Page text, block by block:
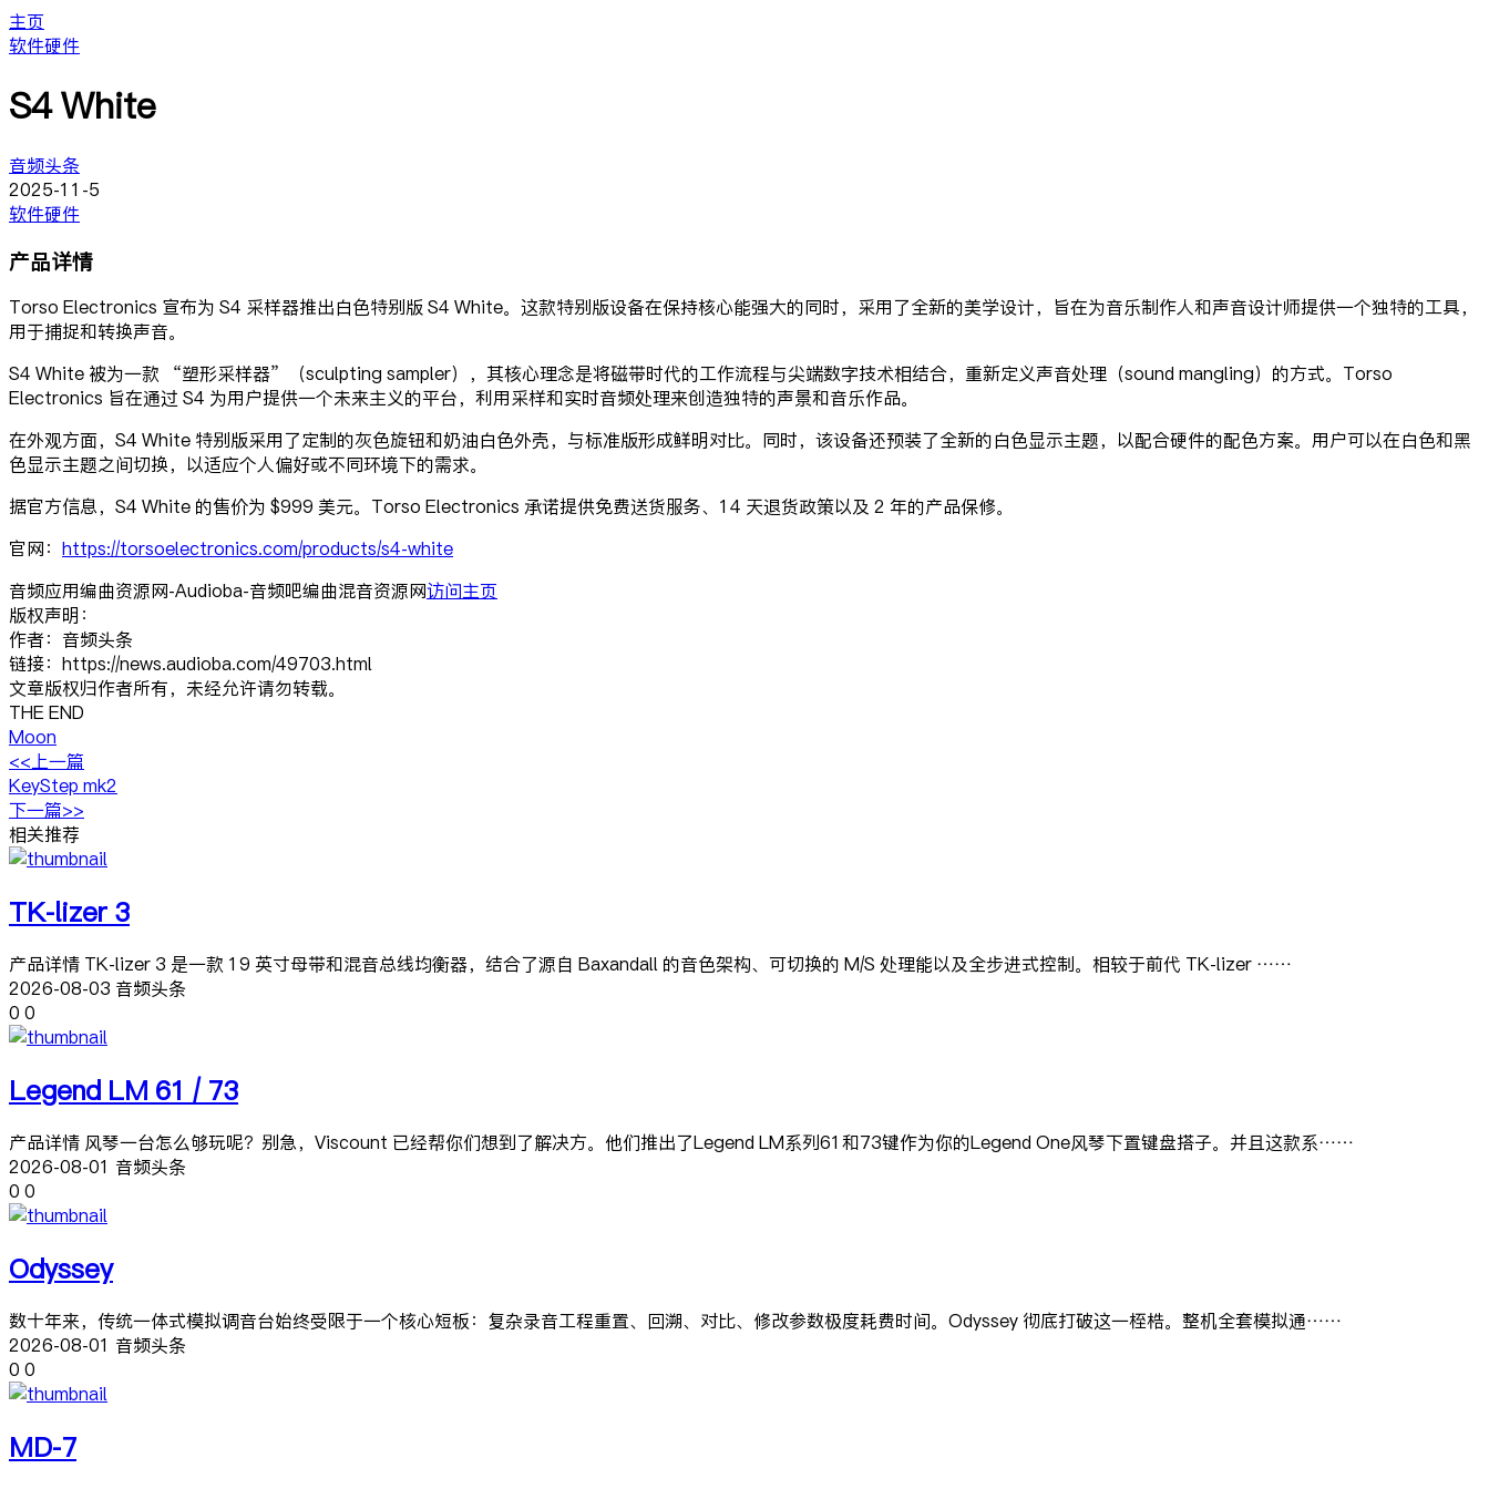
主页
软件硬件
S4 White
音频头条
2025-11-5
软件硬件
产品详情
Torso Electronics 宣布为 S4 采样器推出白色特别版 S4 White。这款特别版设备在保持核心能强大的同时，采用了全新的美学设计，旨在为音乐制作人和声音设计师提供一个独特的工具，
用于捕捉和转换声音。
S4 White 被为一款 “塑形采样器”（sculpting sampler），其核心理念是将磁带时代的工作流程与尖端数字技术相结合，重新定义声音处理（sound mangling）的方式。Torso
Electronics 旨在通过 S4 为用户提供一个未来主义的平台，利用采样和实时音频处理来创造独特的声景和音乐作品。
在外观方面，S4 White 特别版采用了定制的灰色旋钮和奶油白色外壳，与标准版形成鲜明对比。同时，该设备还预装了全新的白色显示主题，以配合硬件的配色方案。用户可以在白色和黑
色显示主题之间切换，以适应个人偏好或不同环境下的需求。
据官方信息，S4 White 的售价为 $999 美元。Torso Electronics 承诺提供免费送货服务、14 天退货政策以及 2 年的产品保修。
官网： https://torsoelectronics.com/products/s4-white
音频应用编曲资源网-Audioba-音频吧编曲混音资源网访问主页
版权声明：
作者：音频头条
链接：https://news.audioba.com/49703.html
文章版权归作者所有，未经允许请勿转载。
THE END
Moon
<<上一篇
KeyStep mk2
下一篇>>
相关推荐
TK-lizer 3
产品详情 TK-lizer 3 是一款 19 英寸母带和混音总线均衡器，结合了源自 Baxandall 的音色架构、可切换的 M/S 处理能以及全步进式控制。相较于前代 TK-lizer ……
2026-08-03 音频头条
0 0
Legend LM 61 / 73
产品详情 风琴一台怎么够玩呢？别急，Viscount 已经帮你们想到了解决方。他们推出了Legend LM系列61和73键作为你的Legend One风琴下置键盘搭子。并且这款系……
2026-08-01 音频头条
0 0
Odyssey
数十年来，传统一体式模拟调音台始终受限于一个核心短板：复杂录音工程重置、回溯、对比、修改参数极度耗费时间。Odyssey 彻底打破这一桎梏。整机全套模拟通……
2026-08-01 音频头条
0 0
MD-7